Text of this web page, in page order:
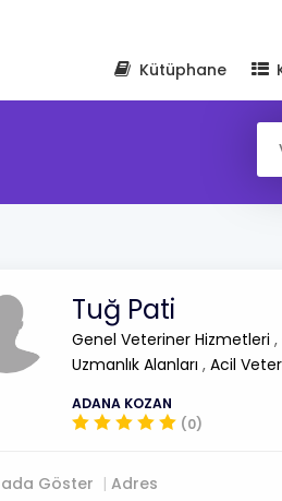
Kütüphane
Tuğ Pati
Genel Veteriner Hizmetleri ,
Uzmanlık Alanları , Acil
ADANA KOZAN
(0)
Göster Adres